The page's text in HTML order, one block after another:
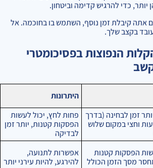
כדי להרגיש קדימה וביטחון.
אתה קיבלת זמן נוסף, השתמש בו בחוכמה. אל
בקצב שלך.
הנפוצות בפסיכומטרי
היתרונות
זמן לבחינה (בדרך
וחצי במקום שלוש
פחות לחץ, יכול לעשות
הפסקות קטנות, יותר זמן
לבדיקה
הפסקות קטנות
מסך הזמן הכולל
אפשרות לתנועה,
להירגע, להיות עירני יותר